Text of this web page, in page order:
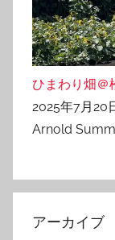
ひまわり畑＠
2025年7月20
Arnold
アーカイブ